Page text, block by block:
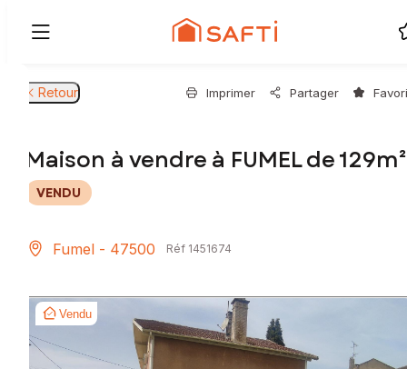
Retour Imprimer Partager
Maison à vendre à FUMEL de 129m²
VENDU
Fumel - 47500 Réf 1451674
Vendu